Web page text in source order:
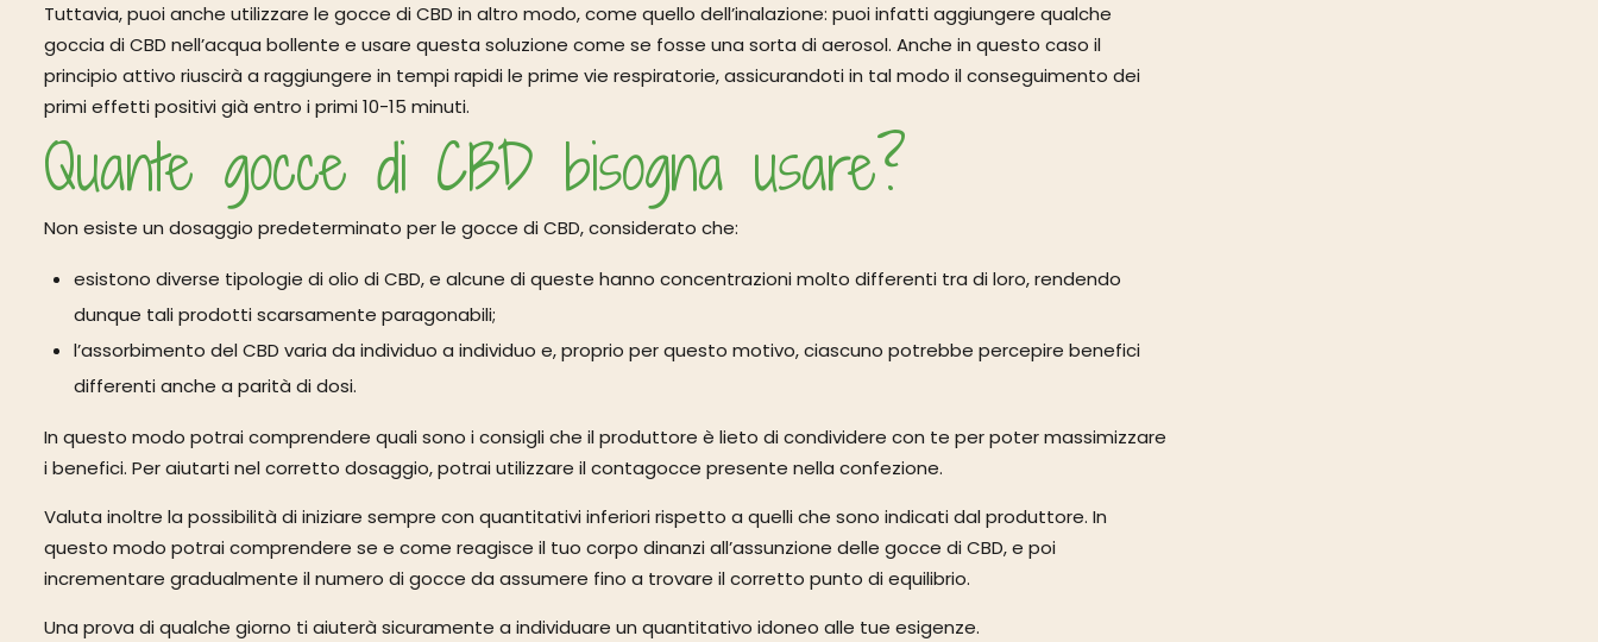
Tuttavia, puoi anche utilizzare le gocce di CBD in altro modo, come quello dell’inalazione: puoi infatti aggiungere qualche
goccia di CBD nell’acqua bollente e usare questa soluzione come se fosse una sorta di aerosol. Anche in questo caso il
principio attivo riuscirà a raggiungere in tempi rapidi le prime vie respiratorie, assicurandoti in tal modo il conseguimento dei
primi effetti positivi già entro i primi 10-15 minuti.
Quante gocce di CBD bisogna usare?
Non esiste un dosaggio predeterminato per le gocce di CBD, considerato che:
esistono diverse tipologie di olio di CBD, e alcune di queste hanno concentrazioni molto differenti tra di loro, rendendo
dunque tali prodotti scarsamente paragonabili;
l’assorbimento del CBD varia da individuo a individuo e, proprio per questo motivo, ciascuno potrebbe percepire benefici
differenti anche a parità di dosi.
In questo modo potrai comprendere quali sono i consigli che il produttore è lieto di condividere con te per poter massimizzare
i benefici. Per aiutarti nel corretto dosaggio, potrai utilizzare il contagocce presente nella confezione.
Valuta inoltre la possibilità di iniziare sempre con quantitativi inferiori rispetto a quelli che sono indicati dal produttore. In
questo modo potrai comprendere se e come reagisce il tuo corpo dinanzi all’assunzione delle gocce di CBD, e poi
incrementare gradualmente il numero di gocce da assumere fino a trovare il corretto punto di equilibrio.
Una prova di qualche giorno ti aiuterà sicuramente a individuare un quantitativo idoneo alle tue esigenze.